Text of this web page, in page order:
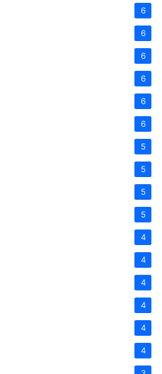
6
6
6
6
6
6
5
5
5
5
4
4
4
4
4
4